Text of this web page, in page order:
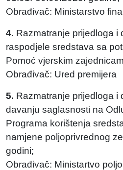
Obrađivač: Ministarstvo
4. Razmatranje prijedloga i
raspodjele sredstava sa
Pomoć vjerskim
Obrađivač: Ured premijera
5. Razmatranje prijedloga i
davanju saglasnosti na
Programa korištenja
namjene poljoprivrednog
godini;
Obrađivač: Ministartvo